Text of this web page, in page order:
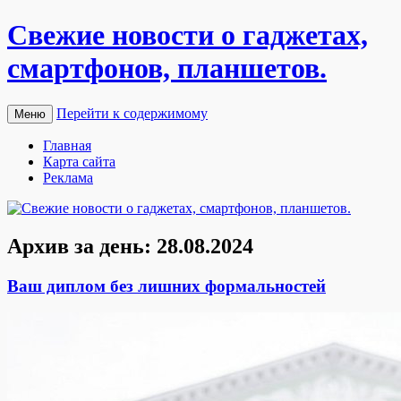
Свежие новости о гаджетах,
смартфонов, планшетов.
Меню Перейти к содержимому
Главная
Карта сайта
Реклама
Архив за день: 28.08.2024
Ваш диплом без лишних формальностей